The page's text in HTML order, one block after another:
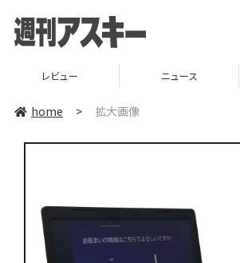
レビュー ニュース
home > 拡大画像